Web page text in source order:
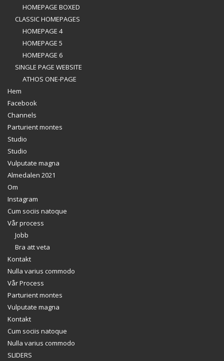
HOMEPAGE BOXED
CLASSIC HOMEPAGES
HOMEPAGE 4
HOMEPAGE 5
HOMEPAGE 6
SINGLE PAGE WEBSITE
ATHOS ONE-PAGE
Hem
Facebook
Channels
Parturient montes
Studio
Studio
Vulputate magna
Almedalen 2021
Om
Instagram
Cum sociis natoque
Vår process
Jobb
Bra att veta
Kontakt
Nulla varius commodo
Vår Process
Parturient montes
Vulputate magna
Kontakt
Cum sociis natoque
Nulla varius commodo
SLIDERS